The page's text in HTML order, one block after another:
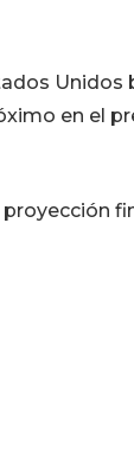
en el